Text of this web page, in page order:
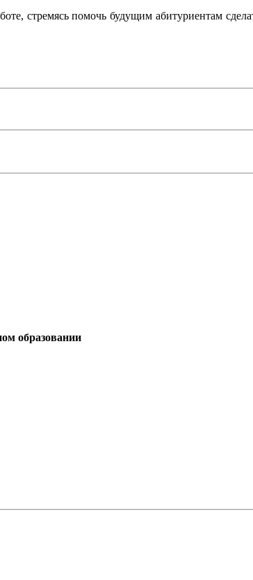
стремясь помочь будущим абитуриентам
образовании